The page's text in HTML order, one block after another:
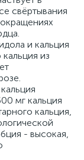
свёртывания
и кальция
из
мг кальция
кальция,
- высокая,